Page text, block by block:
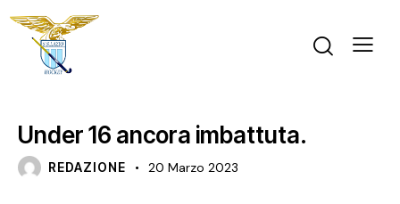
Under 16 ancora imbattuta.
REDAZIONE 20 Marzo 2023